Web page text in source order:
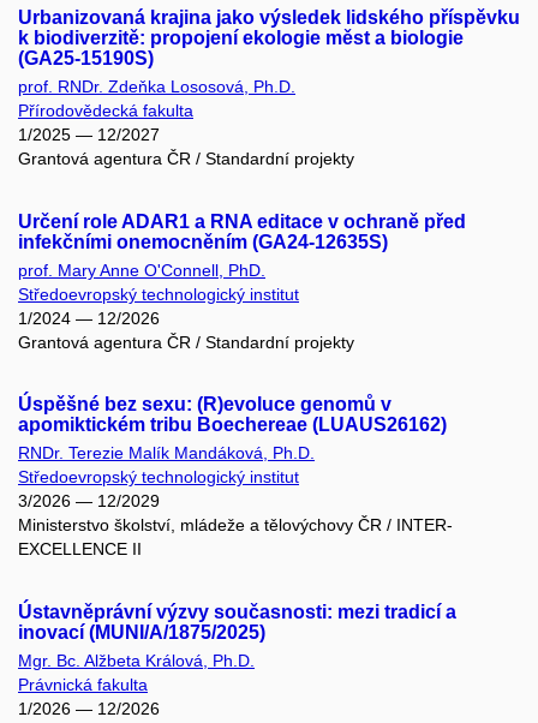
Urbanizovaná krajina jako výsledek lidského příspěvku
k biodiverzitě: propojení ekologie měst a biologie
(GA25-15190S)
prof. RNDr. Zdeňka Lososová, Ph.D.
Přírodovědecká fakulta
1/2025 — 12/2027
Grantová agentura ČR / Standardní projekty
Určení role ADAR1 a RNA editace v ochraně před
infekčními onemocněním (GA24-12635S)
prof. Mary Anne O'Connell, PhD.
Středoevropský technologický institut
1/2024 — 12/2026
Grantová agentura ČR / Standardní projekty
Úspěšné bez sexu: (R)evoluce genomů v
apomiktickém tribu Boechereae (LUAUS26162)
RNDr. Terezie Malík Mandáková, Ph.D.
Středoevropský technologický institut
3/2026 — 12/2029
Ministerstvo školství, mládeže a tělovýchovy ČR / INTER-
EXCELLENCE II
Ústavněprávní výzvy současnosti: mezi tradicí a
inovací (MUNI/A/1875/2025)
Mgr. Bc. Alžbeta Králová, Ph.D.
Právnická fakulta
1/2026 — 12/2026